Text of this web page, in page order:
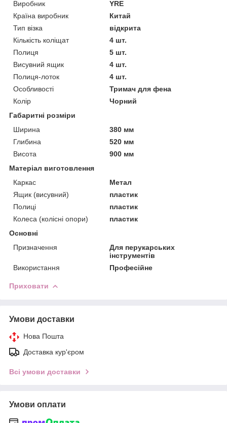
Виробник
YRE
Країна виробник
Китай
Тип візка
відкрита
Кількість коліщат
4 шт.
Полиця
5 шт.
Висувний ящик
4 шт.
Полиця-лоток
4 шт.
Особливості
Тримач для фена
Колір
Чорний
Габаритні розміри
Ширина
380 мм
Глибина
520 мм
Висота
900 мм
Матеріал виготовлення
Каркас
Метал
Ящик (висувний)
пластик
Полиці
пластик
Колеса (колісні опори)
пластик
Основні
Призначення
Для перукарських
інструментів
Використання
Професійне
Приховати
Умови доставки
Нова Пошта
Доставка кур'єром
Всі умови доставки
Умови оплати